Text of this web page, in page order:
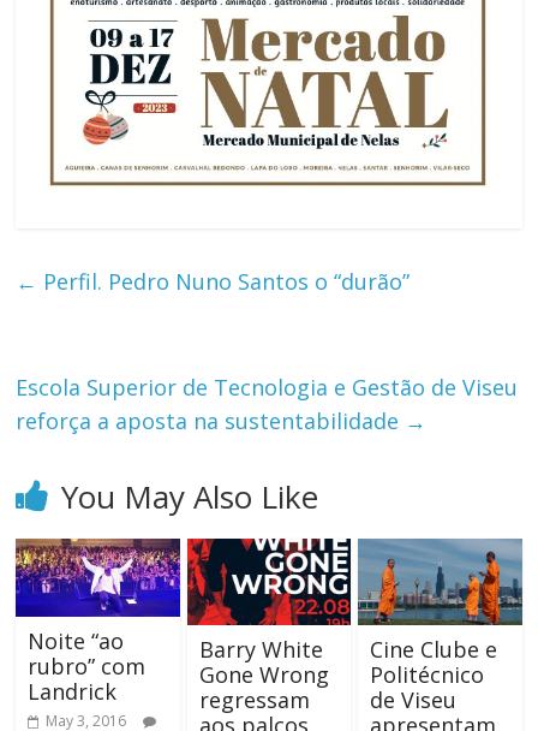
← Perfil. Pedro Nuno Santos o “durão”
Escola Superior de Tecnologia e Gestão de Viseu
reforça a aposta na sustentabilidade →
You May Also Like
Noite “ao
rubro” com
Landrick
May 3, 2016
Barry White
Gone Wrong
regressam
aos palcos
Cine Clube e
Politécnico
de Viseu
apresentam